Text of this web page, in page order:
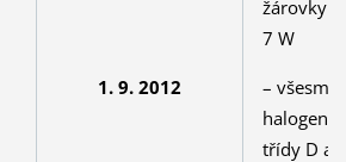
1. 9. 2012
žárovky
7 W
–
třídy D a